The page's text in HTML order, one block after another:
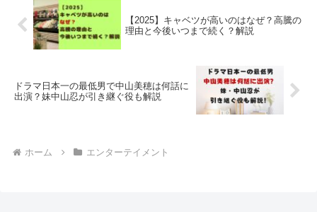
【2025】キャベツが高いのはなぜ？高騰の
理由と今後いつまで続く？解説
ドラマ日本一の最低男で中山美穂は何話に
出演？妹中山忍が引き継ぐ役も解説
ホーム エンターテイメント